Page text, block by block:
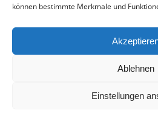
können bestimmte Merkmale und
Ablehnen
Einstellungen